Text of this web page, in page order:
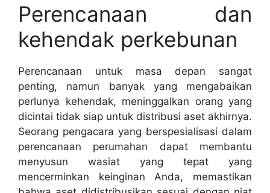
Perencanaan dan
kehendak perkebunan
Perencanaan untuk masa depan sangat
penting, namun banyak yang mengabaikan
perlunya kehendak, meninggalkan orang yang
dicintai tidak siap untuk distribusi aset akhirnya.
Seorang pengacara yang berspesialisasi dalam
perencanaan perumahan dapat membantu
menyusun wasiat yang tepat yang
mencerminkan keinginan Anda, memastikan